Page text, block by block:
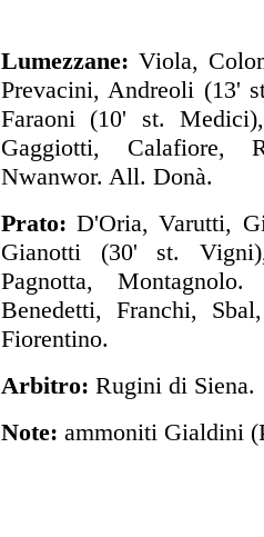
Lumezzane: Viola,
Prevacini, Andreoli (13'
Faraoni (10' st.
Gaggiotti, Calafiore,
Nwanwor. All. Donà.
Prato: D'Oria, Varutti,
Gianotti (30' st.
Pagnotta,
Benedetti, Franchi,
Fiorentino.
Arbitro: Rugini di Siena.
Note: ammoniti Gialdini